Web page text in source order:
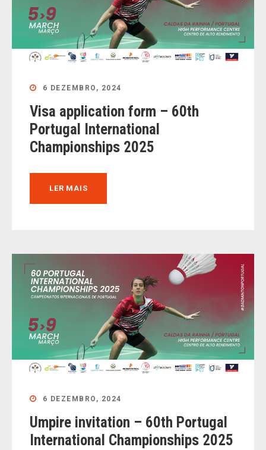
6 DEZEMBRO, 2024
Visa application form – 60th
Portugal International
Championships 2025
LER MAIS
6 DEZEMBRO, 2024
Umpire invitation – 60th Portugal
International Championships 2025